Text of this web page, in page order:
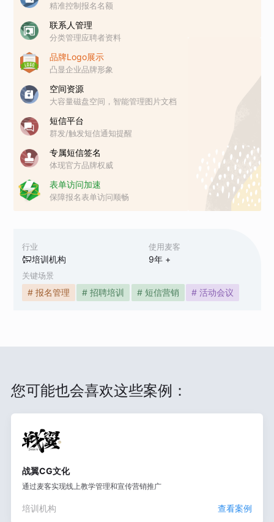
行业
培训机构
使用麦客
9年 +
关键场景
# 报名管理 # 招聘培训 # 短信营销 # 活动会议
精准控制报名名额
联系人管理
分类管理应聘者资料
品牌Logo展示
凸显企业品牌形象
空间资源
大容量磁盘空间，智能管理图片文档
短信平台
群发/触发短信通知提醒
专属短信签名
体现官方品牌权威
表单访问加速
保障报名表单访问顺畅
您可能也会喜欢这些案例：
战翼CG文化
通过麦客实现线上教学管理和宣传营销推广
培训机构 查看案例